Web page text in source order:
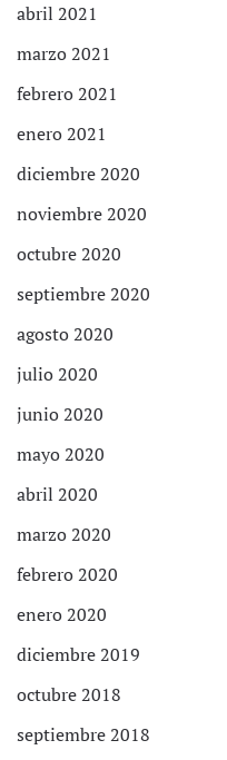
abril 2021
marzo 2021
febrero 2021
enero 2021
diciembre 2020
noviembre 2020
octubre 2020
septiembre 2020
agosto 2020
julio 2020
junio 2020
mayo 2020
abril 2020
marzo 2020
febrero 2020
enero 2020
diciembre 2019
octubre 2018
septiembre 2018